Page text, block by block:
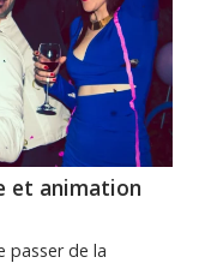
et animation
passer de la